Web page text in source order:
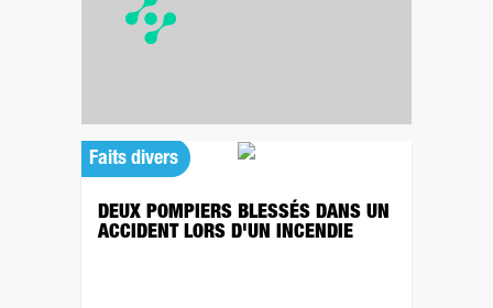
Faits divers
DEUX POMPIERS BLESSÉS DANS UN
ACCIDENT LORS D'UN INCENDIE